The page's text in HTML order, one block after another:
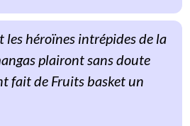
les héroïnes intrépides de la
plairont sans doute
fait de Fruits basket un